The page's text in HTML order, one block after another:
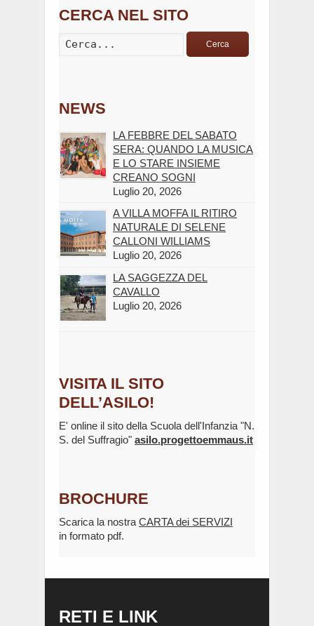
CERCA NEL SITO
Cerca
NEWS
LA FEBBRE DEL SABATO
SERA: QUANDO LA MUSICA
E LO STARE INSIEME
CREANO SOGNI
Luglio 20, 2026
A VILLA MOFFA IL RITIRO
NATURALE DI SELENE
CALLONI WILLIAMS
Luglio 20, 2026
LA SAGGEZZA DEL
CAVALLO
Luglio 20, 2026
VISITA IL SITO
DELL’ASILO!
E' online il sito della Scuola dell'Infanzia "N.
S. del Suffragio" asilo.progettoemmaus.it
BROCHURE
Scarica la nostra CARTA dei SERVIZI
in formato pdf.
RETI E LINK